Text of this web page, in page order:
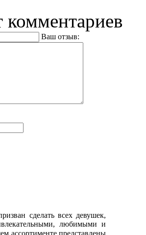
комментариев
Ваш отзыв:
сделать всех девушек,
любимыми и